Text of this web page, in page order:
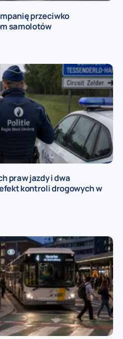
przeciwko
samolotów
praw jazdy i dwa
kontroli drogowych w